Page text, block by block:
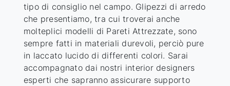
tipo di consiglio nel campo. Glipezzi di arredo
che presentiamo, tra cui troverai anche
molteplici modelli di Pareti Attrezzate, sono
sempre fatti in materiali durevoli, perciò pure
in laccato lucido di differenti colori. Sarai
accompagnato dai nostri interior designers
esperti che sapranno assicurare supporto